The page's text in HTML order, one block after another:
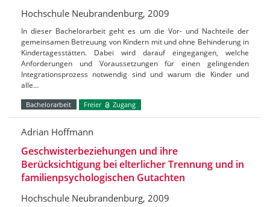
Hochschule Neubrandenburg, 2009
In dieser Bachelorarbeit geht es um die Vor- und Nachteile der
gemeinsamen Betreuung von Kindern mit und ohne Behinderung in
Kindertagesstätten. Dabei wird darauf eingegangen, welche
Anforderungen und Voraussetzungen für einen gelingenden
Integrationsprozess notwendig sind und warum die Kinder und
alle…
Bachelorarbeit Freier Zugang
Adrian Hoffmann
Geschwisterbeziehungen und ihre
Berücksichtigung bei elterlicher Trennung und in
familienpsychologischen Gutachten
Hochschule Neubrandenburg, 2009